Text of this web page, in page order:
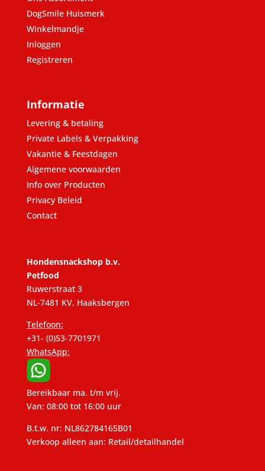
DogSmile Huismerk
Winkelmandje
Inloggen
Registreren
Informatie
Levering & betaling
Private Labels & Verpakking
Vakantie & Feestdagen
Algemene voorwaarden
Info over Producten
Privacy Beleid
Contact
Hondensnackshop b.v.
Petfood
Ruwerstraat 3
NL-7481 KV, Haaksbergen
Telefoon:
+31- (0)53-7701971
WhatsApp:
Bereikbaar ma. t/m vrij.
Van: 08:00 tot 16:00 uur
B.t.w. nr: NL862784165B01
Verkoop alleen aan: Retail/detailhandel